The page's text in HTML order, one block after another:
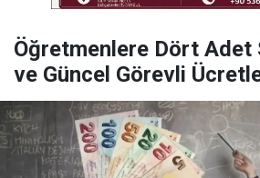
Öğretmenlere Dört Adet
ve Güncel Görevli